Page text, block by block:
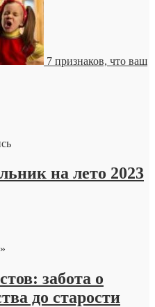
7 признаков, что ваш
на лето 2023
забота о
до старости